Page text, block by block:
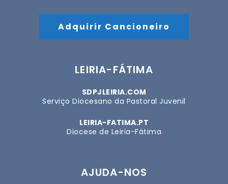
Adquirir Cancioneiro
LEIRIA-FÁTIMA
SDPJLEIRIA.COM
Serviço Diocesano da Pastoral Juvenil
LEIRIA-FATIMA.PT
Diocese de Leiria-Fátima
AJUDA-NOS